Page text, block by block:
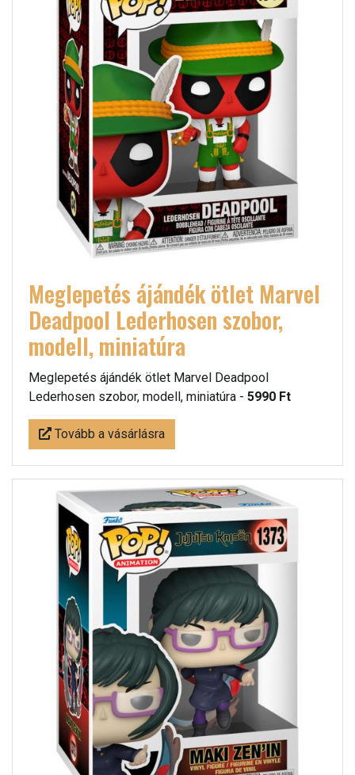
Meglepetés ájándék ötlet Marvel
Deadpool Lederhosen szobor,
modell, miniatúra
Meglepetés ájándék ötlet Marvel Deadpool
Lederhosen szobor, modell, miniatúra - 5990 Ft
Tovább a vásárlásra